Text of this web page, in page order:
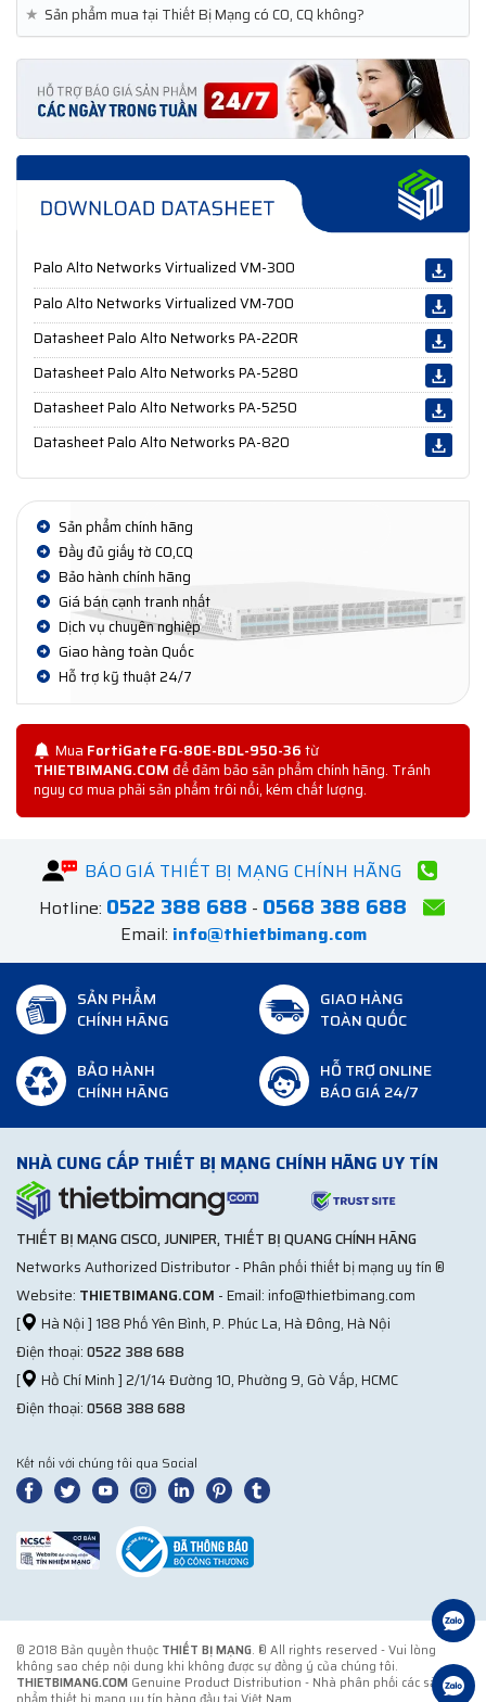
★ Sản phẩm mua tại Thiết Bị Mạng có CO, CQ không?
Palo Alto Networks Virtualized VM-300
Palo Alto Networks Virtualized VM-700
Datasheet Palo Alto Networks PA-220R
Datasheet Palo Alto Networks PA-5280
Datasheet Palo Alto Networks PA-5250
Datasheet Palo Alto Networks PA-820
Sản phẩm chính hãng
Đầy đủ giấy tờ CO,CQ
Bảo hành chính hãng
Giá bán cạnh tranh nhất
Dịch vụ chuyên nghiệp
Giao hàng toàn Quốc
Hỗ trợ kỹ thuật 24/7
Mua FortiGate FG-80E-BDL-950-36từ
THIETBIMANG.COMđể đảm bảo sản phẩm chính hãng. Tránh
nguy cơ mua phải sản phẩm trôi nổi, kém chất lượng.
BÁO GIÁ THIẾT BỊ MẠNG CHÍNH HÃNG
Hotline: 0522 388 688 - 0568 388 688
Email: info@thietbimang.com
SẢN PHẨM
CHÍNH HÃNG
GIAO HÀNG
TOÀN QUỐC
BẢO HÀNH
CHÍNH HÃNG
HỖ TRỢ ONLINE
BÁO GIÁ 24/7
NHÀ CUNG CẤP THIẾT BỊ MẠNG CHÍNH HÃNG UY TÍN
THIẾT BỊ MẠNG CISCO, JUNIPER, THIẾT BỊ QUANG CHÍNH HÃNG
Networks Authorized Distributor - Phân phối thiết bị mạng uy tín ®
Website: THIETBIMANG.COM - Email: info@thietbimang.com
[
Hà Nội ] 188 Phố Yên Bình, P. Phúc La, Hà Đông, Hà Nội
Điện thoại:0522 388 688
[
Hồ Chí Minh ] 2/1/14 Đường 10, Phường 9, Gò Vấp, HCMC
Điện thoại:0568 388 688
Kết nối với chúng tôi qua Social
© 2018 Bản quyền thuộc THIẾT BỊ MẠNG. ® All rights reserved - Vui lòng
không sao chép nội dung khi không được sự đồng ý của chúng tôi.
THIETBIMANG.COM Genuine Product Distribution - Nhà phân phối các sản